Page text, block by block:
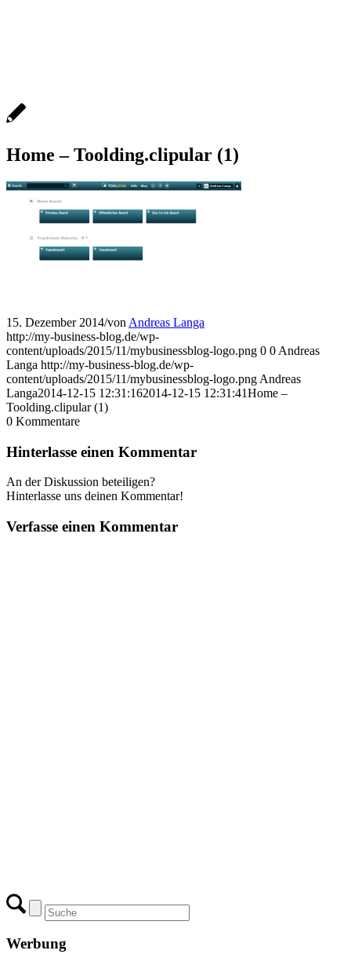
Home – Toolding.clipular (1)
15. Dezember 2014/von Andreas Langa
http://my-business-blog.de/wp-
content/uploads/2015/11/mybusinessblog-logo.png 0 0 Andreas
Langa http://my-business-blog.de/wp-
content/uploads/2015/11/mybusinessblog-logo.png Andreas
Langa2014-12-15 12:31:162014-12-15 12:31:41Home –
Toolding.clipular (1)
0 Kommentare
Hinterlasse einen Kommentar
An der Diskussion beteiligen?
Hinterlasse uns deinen Kommentar!
Verfasse einen Kommentar
Werbung